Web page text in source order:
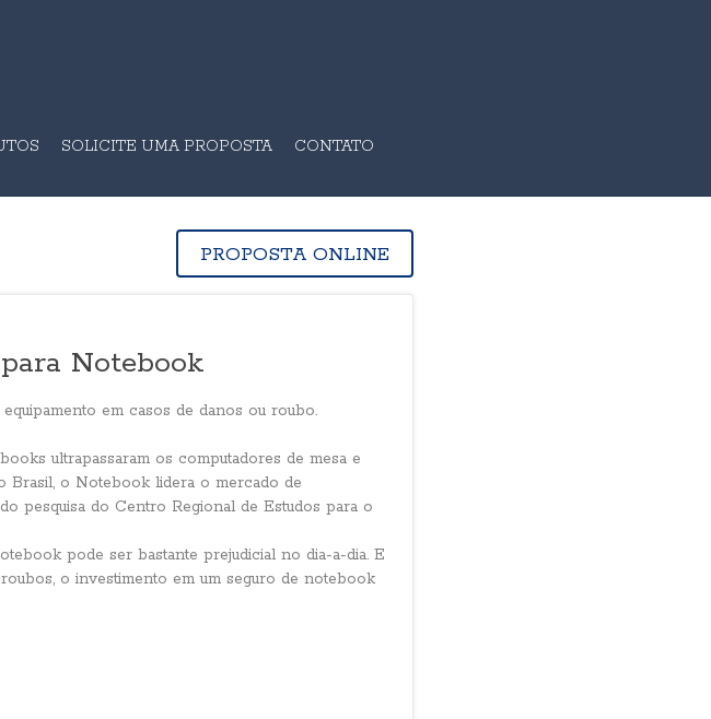
SOLICITE UMA PROPOSTA CONTATO
PROPOSTA ONLINE
Notebook
em casos de danos ou roubo.
ultrapassaram os computadores de mesa e
Brasil, o Notebook lidera o mercado de
pesquisa do Centro Regional de Estudos para o
pode ser bastante prejudicial no dia-a-dia. E
o investimento em um seguro de notebook